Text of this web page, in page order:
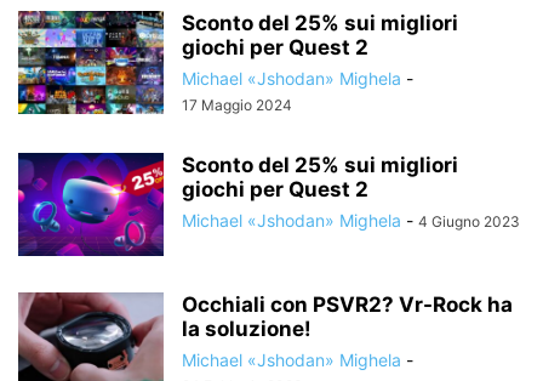
Sconto del 25% sui migliori
giochi per Quest 2
Michael «Jshodan» Mighela -
17 Maggio 2024
Sconto del 25% sui migliori
giochi per Quest 2
Michael «Jshodan» Mighela - 4 Giugno 2023
Occhiali con PSVR2? Vr-Rock ha
la soluzione!
Michael «Jshodan» Mighela -